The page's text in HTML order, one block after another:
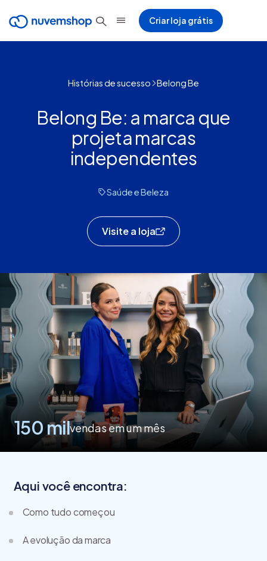
Criar loja grátis
Histórias de sucesso Belong Be
Belong Be: a marca que
projeta marcas
independentes
Saúde e Beleza
Visite a loja
150 milvendas em um mês
Aqui você encontra:
Como tudo começou
A evolução da marca